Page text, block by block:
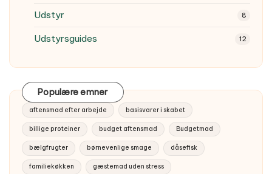
Udstyr 8
Udstyrsguides 12
Populære emner
aftensmad efter arbejde basisvarer i skabet
billige proteiner budget aftensmad Budgetmad
bælgfrugter børnevenlige smage dåsefisk
familiekøkken gæstemad uden stress